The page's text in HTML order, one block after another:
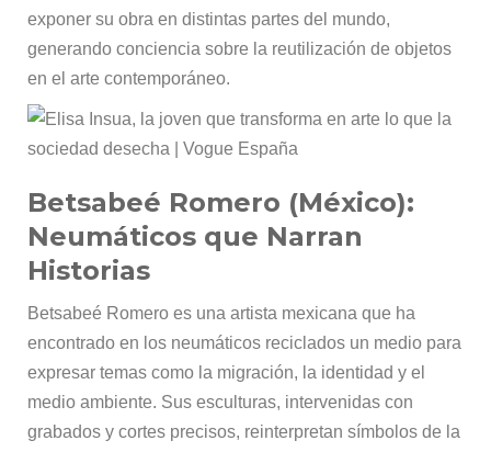
exponer su obra en distintas partes del mundo,
generando conciencia sobre la reutilización de objetos
en el arte contemporáneo.
Betsabeé Romero (México):
Neumáticos que Narran
Historias
Betsabeé Romero es una artista mexicana que ha
encontrado en los neumáticos reciclados un medio para
expresar temas como la migración, la identidad y el
medio ambiente. Sus esculturas, intervenidas con
grabados y cortes precisos, reinterpretan símbolos de la